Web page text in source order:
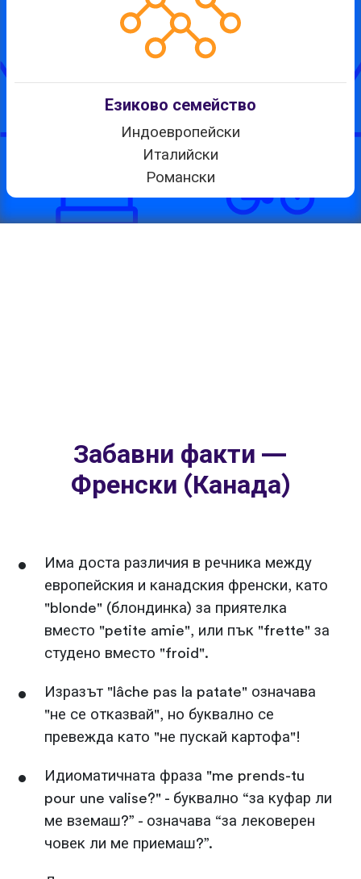
Езиково семейство
Индоевропейски
Италийски
Романски
Забавни факти —
Френски (Канада)
Има доста различия в речника между
европейския и канадския френски, като
"blonde" (блондинка) за приятелка
вместо "petite amie", или пък "frette" за
студено вместо "froid".
Изразът "lâche pas la patate" означава
"не се отказвай", но буквално се
превежда като "не пускай картофа"!
Идиоматичната фраза "me prends-tu
pour une valise?" - буквално “за куфар ли
ме вземаш?” - означава “за лековерен
човек ли ме приемаш?”.